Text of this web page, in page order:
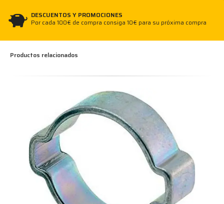
DESCUENTOS Y PROMOCIONES
Por cada 100€ de compra consiga 10€ para su próxima compra
Productos relacionados